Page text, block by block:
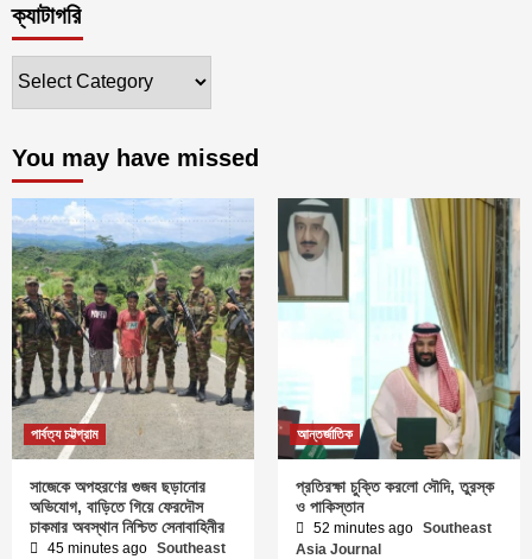
ক্যাটাগরি
You may have missed
পার্বত্য চট্টগ্রাম
সাজেকে অপহরণের গুজব ছড়ানোর
অভিযোগ, বাড়িতে গিয়ে ফেরদৌস
চাকমার অবস্থান নিশ্চিত সেনাবাহিনীর
45 minutes ago Southeast
আন্তর্জাতিক
প্রতিরক্ষা চুক্তি করলো সৌদি, তুরস্ক
ও পাকিস্তান
52 minutes ago Southeast
Asia Journal